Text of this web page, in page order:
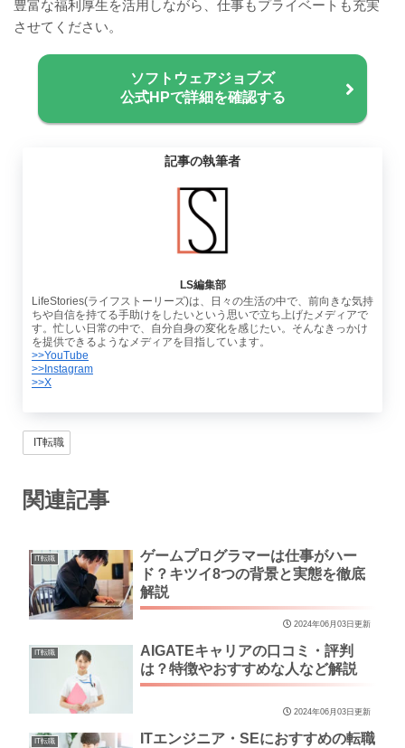
豊富な福利厚生を活用しながら、仕事もプライベートも充実
させてください。
ソフトウェアジョブズ
公式HPで詳細を確認する
記事の執筆者
LS編集部
LifeStories(ライフストーリーズ)は、日々の生活の中で、前向きな気持
ちや自信を持てる手助けをしたいという思いで立ち上げたメディアで
す。忙しい日常の中で、自分自身の変化を感じたい。そんなきっかけ
を提供できるようなメディアを目指しています。
>>YouTube
>>Instagram
>>X
IT転職
関連記事
IT転職
ゲームプログラマーは仕事がハー
ド？キツイ8つの背景と実態を徹底
解説
2024年06月03日更新
IT転職
AIGATEキャリアの口コミ・評判
は？特徴やおすすめな人など解説
2024年06月03日更新
IT転職
ITエンジニア・SEにおすすめの転職